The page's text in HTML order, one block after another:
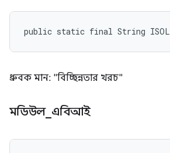
public static final String
ধ্রুবক মান: "বিচ্ছিন্নতার খরচ"
মডিউল_ এবিআই